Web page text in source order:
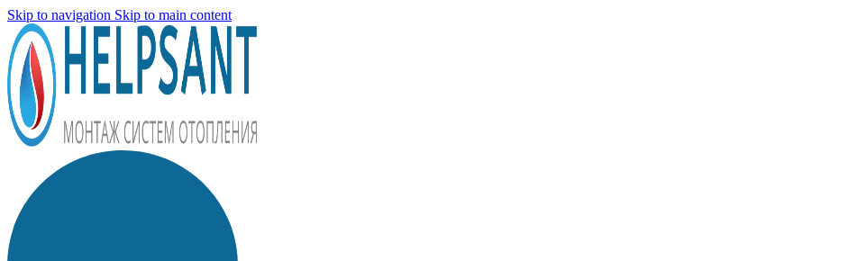
Skip to navigation Skip to main content